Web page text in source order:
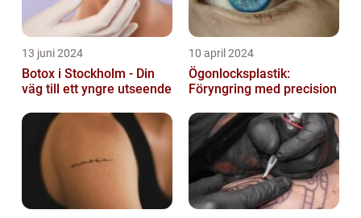
13 juni 2024
Botox i Stockholm - Din
väg till ett yngre utseende
10 april 2024
Ögonlocksplastik:
Föryngring med precision